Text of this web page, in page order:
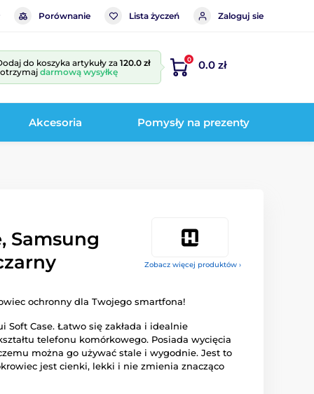
Porównanie Lista życzeń Zaloguj sie
do koszyka artykuły za120.0 zł
darmową wysyłkę
0 0.0 zł
Akcesoria Pomysły na prezenty
Zobacz więcej produktów ›
Samsung
ochronny dla Twojego smartfona!
Soft Case. Łatwo się zakłada i idealnie
telefonu komórkowego. Posiada wycięcia
można go używać stale i wygodnie. Jest to
jest cienki, lekki i nie zmienia znacząco